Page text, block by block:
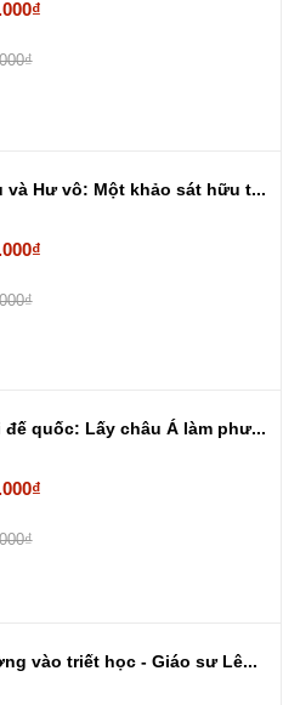
và Hư vô: Một khảo sát hữu t...
đế quốc: Lấy châu Á làm phư...
vào triết học - Giáo sư Lê...